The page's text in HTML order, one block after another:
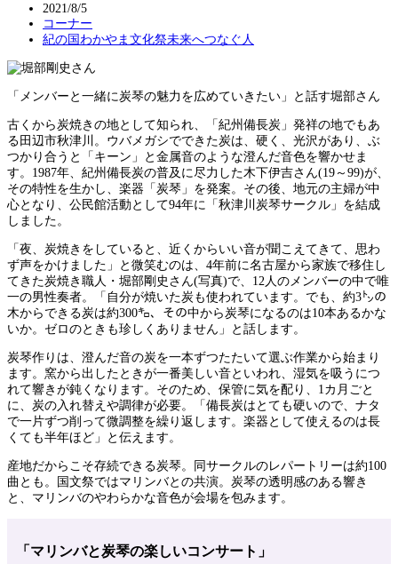
2021/8/5
コーナー
紀の国わかやま文化祭未来へつなぐ人
「メンバーと一緒に炭琴の魅力を広めていきたい」と話す堀部さん
古くから炭焼きの地として知られ、「紀州備長炭」発祥の地でもあ
る田辺市秋津川。ウバメガシでできた炭は、硬く、光沢があり、ぶ
つかり合うと「キーン」と金属音のような澄んだ音色を響かせま
す。1987年、紀州備長炭の普及に尽力した木下伊吉さん(19～99)が、
その特性を生かし、楽器「炭琴」を発案。その後、地元の主婦が中
心となり、公民館活動として94年に「秋津川炭琴サークル」を結成
しました。
「夜、炭焼きをしていると、近くからいい音が聞こえてきて、思わ
ず声をかけました」と微笑むのは、4年前に名古屋から家族で移住し
てきた炭焼き職人・堀部剛史さん(写真)で、12人のメンバーの中で唯
一の男性奏者。「自分が焼いた炭も使われています。でも、約3㌧の
木からできる炭は約300㌔、その中から炭琴になるのは10本あるかな
いか。ゼロのときも珍しくありません」と話します。
炭琴作りは、澄んだ音の炭を一本ずつたたいて選ぶ作業から始まり
ます。窯から出したときが一番美しい音といわれ、湿気を吸うにつ
れて響きが鈍くなります。そのため、保管に気を配り、1カ月ごと
に、炭の入れ替えや調律が必要。「備長炭はとても硬いので、ナタ
で一片ずつ削って微調整を繰り返します。楽器として使えるのは長
くても半年ほど」と伝えます。
産地だからこそ存続できる炭琴。同サークルのレパートリーは約100
曲とも。国文祭ではマリンバとの共演。炭琴の透明感のある響き
と、マリンバのやわらかな音色が会場を包みます。
「マリンバと炭琴の楽しいコンサート」